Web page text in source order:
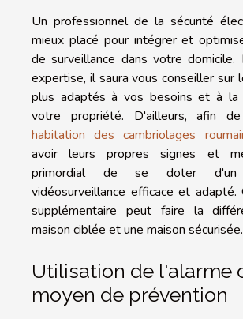
Un professionnel de la sécurité
mieux placé pour intégrer et
de surveillance dans votre domicile.
expertise, il saura vous conseiller sur
plus adaptés à vos besoins et à la
votre propriété. D'ailleurs, afin
habitation des cambriolages
avoir leurs propres signes et
primordial de se doter
vidéosurveillance efficace et adapté.
supplémentaire peut faire la
maison ciblée et une maison sécurisée.
Utilisation de l'alarme
moyen de prévention